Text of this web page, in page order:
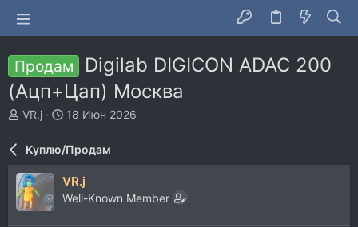
Продам
Digilab DIGICON ADAC 200
(Ацп+Цап) Москва
А
т
р
т
е
VR.j
Д
т
н
а
ч
18 Июн 2026
Куплю/Продам
VR.j
Well-Known Member